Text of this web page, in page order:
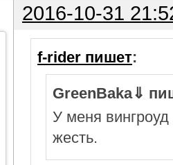
2016-10-31
f-rider пишет:
GreenBaka⇓
У меня вингроуд
жесть.